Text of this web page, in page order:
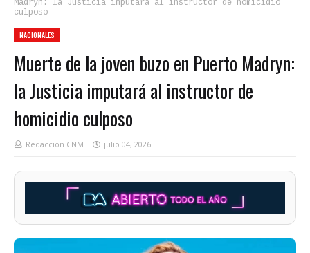
Madryn: la Justicia imputará al instructor de homicidio
culposo
NACIONALES
Muerte de la joven buzo en Puerto Madryn:
la Justicia imputará al instructor de
homicidio culposo
Redacción CNM julio 04, 2026